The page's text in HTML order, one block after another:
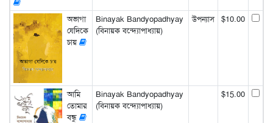
অভাগা
যেদিকে
চায়
Binayak Bandyopadhyay
(বিনায়ক বন্দ্যোপাধ্যায়)
উপন্যাস $10.00
আমি
তোমার
বন্ধু
Binayak Bandyopadhyay
(বিনায়ক বন্দ্যোপাধ্যায়)
$15.00